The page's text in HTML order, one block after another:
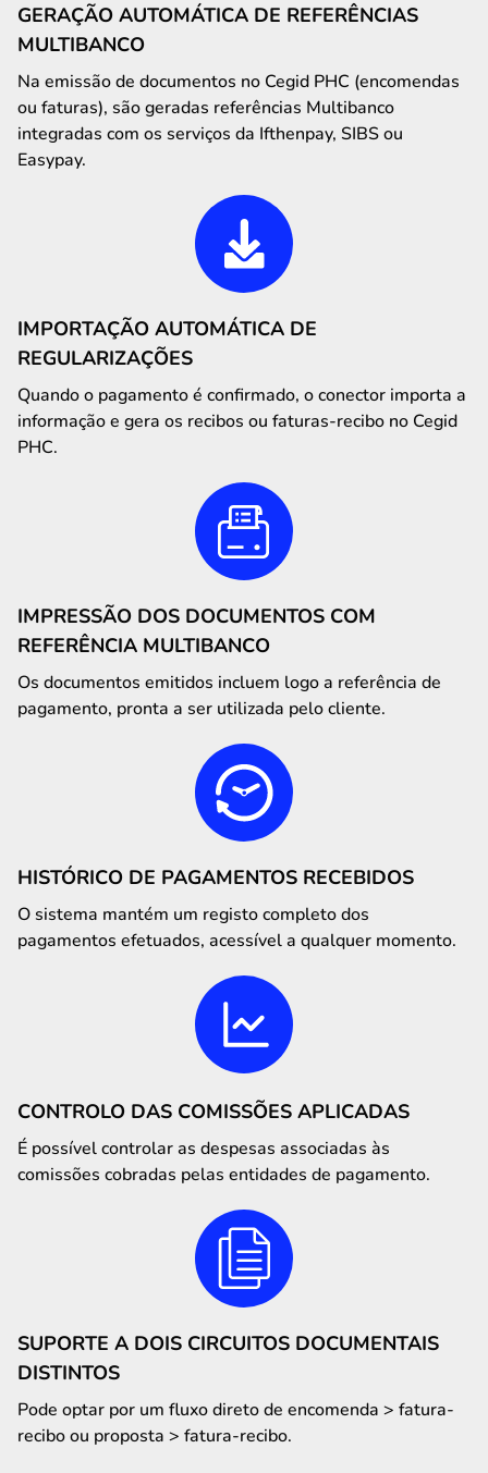
GERAÇÃO AUTOMÁTICA DE REFERÊNCIAS
MULTIBANCO
Na emissão de documentos no Cegid PHC (encomendas
ou faturas), são geradas referências Multibanco
integradas com os serviços da Ifthenpay, SIBS ou
Easypay.
IMPORTAÇÃO AUTOMÁTICA DE
REGULARIZAÇÕES
Quando o pagamento é confirmado, o conector importa a
informação e gera os recibos ou faturas-recibo no Cegid
PHC.
IMPRESSÃO DOS DOCUMENTOS COM
REFERÊNCIA MULTIBANCO
Os documentos emitidos incluem logo a referência de
pagamento, pronta a ser utilizada pelo cliente.
HISTÓRICO DE PAGAMENTOS RECEBIDOS
O sistema mantém um registo completo dos
pagamentos efetuados, acessível a qualquer momento.
CONTROLO DAS COMISSÕES APLICADAS
É possível controlar as despesas associadas às
comissões cobradas pelas entidades de pagamento.
SUPORTE A DOIS CIRCUITOS DOCUMENTAIS
DISTINTOS
Pode optar por um fluxo direto de encomenda > fatura-
recibo ou proposta > fatura-recibo.